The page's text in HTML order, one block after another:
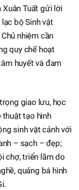
Xuân Tuất gửi lời
bộ Sinh vật
nhiệm cần
quy chế hoạt
huyết và đam
giao lưu, học
thuật tạo hình
sinh vật cảnh với
– sạch – đẹp;
chợ, triển lãm do
quảng bá hình